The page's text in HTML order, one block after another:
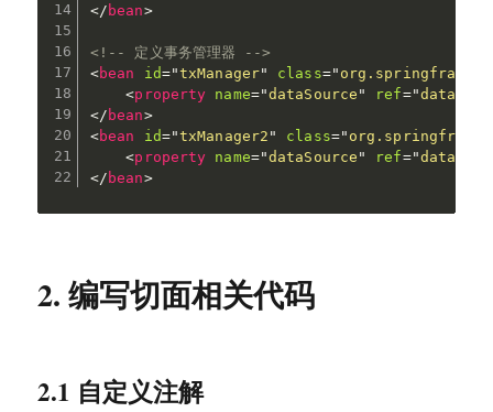
</ bean>
<!-- 定义事务管理器 -->
<bean id="txManager" class="
<property name="dataSource " ref="
</ bean>
<bean id="txManager2 " class="
<property name="dataSource " ref="
</ bean>
2. 编写切面相关代码
2.1 自定义注解